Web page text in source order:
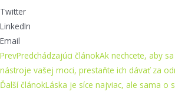
Twitter
LinkedIn
Email
PrevPredchádzajúci článokAk nechcete, aby
nástroje vašej moci, prestaňte ich dávať za
Ďalší článokLáska je síce najviac, ale sama o